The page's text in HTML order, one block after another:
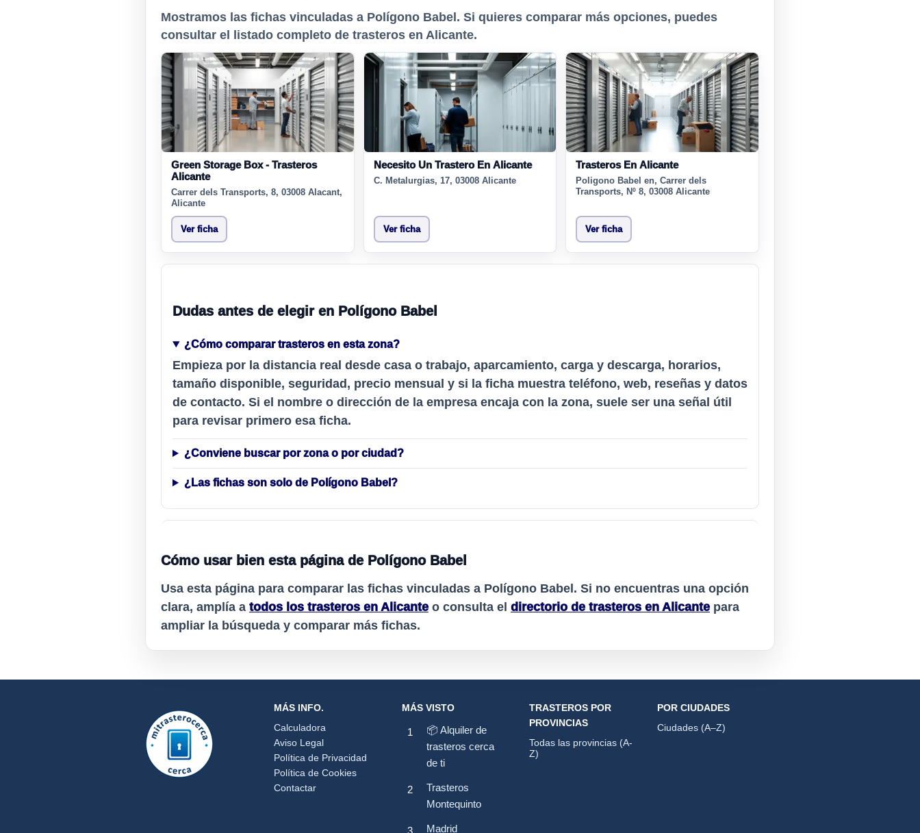
Mostramos las fichas vinculadas a Polígono Babel. Si quieres comparar más opciones, puedes
consultar el listado completo de trasteros en Alicante.
Green Storage Box - Trasteros
Alicante
Carrer dels Transports, 8, 03008 Alacant,
Alicante
Ver ficha
Necesito Un Trastero En Alicante
C. Metalurgias, 17, 03008 Alicante
Ver ficha
Trasteros En Alicante
Poligono Babel en, Carrer dels
Transports, Nº 8, 03008 Alicante
Ver ficha
Dudas antes de elegir en Polígono Babel
¿Cómo comparar trasteros en esta zona?
Empieza por la distancia real desde casa o trabajo, aparcamiento, carga y descarga, horarios,
tamaño disponible, seguridad, precio mensual y si la ficha muestra teléfono, web, reseñas y datos
de contacto. Si el nombre o dirección de la empresa encaja con la zona, suele ser una señal útil
para revisar primero esa ficha.
¿Conviene buscar por zona o por ciudad?
¿Las fichas son solo de Polígono Babel?
Cómo usar bien esta página de Polígono Babel
Usa esta página para comparar las fichas vinculadas a Polígono Babel . Si no encuentras una opción
clara, amplía a todos los trasteros en Alicanteo consulta el directorio de trasteros en Alicantepara
ampliar la búsqueda y comparar más fichas.
MÁS INFO.
Calculadora
Aviso Legal
Política de Privacidad
Política de Cookies
Contactar
MÁS VISTO
📦 Alquiler de
trasteros cerca
de ti
Trasteros
Montequinto
Madrid
TRASTEROS POR
PROVINCIAS
Todas las provincias (A-
Z)
POR CIUDADES
Ciudades (A–Z)